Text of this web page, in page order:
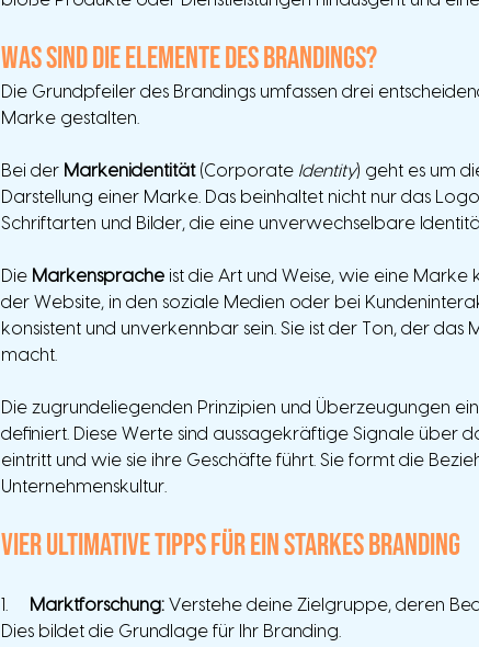
Was sind die Elemente des Brandings?
Die Grundpfeiler des Brandings umfassen drei
Marke gestalten.
Bei der Markenidentität (Corporate Identity) geht es um
Darstellung einer Marke. Das beinhaltet nicht nur das
Schriftarten und Bilder, die eine unverwechselbare
Die Markensprache ist die Art und Weise, wie eine
der Website, in den soziale Medien oder bei
konsistent und unverkennbar sein. Sie ist der Ton, der
macht.
Die zugrundeliegenden Prinzipien und Überzeugungen
definiert. Diese Werte sind aussagekräftige Signale über
eintritt und wie sie ihre Geschäfte führt. Sie formt die
Unternehmenskultur.
Vier ultimative Tipps für ein starkes Branding
Marktforschung: Verstehe deine Zielgruppe, deren
Dies bildet die Grundlage für Ihr Branding.